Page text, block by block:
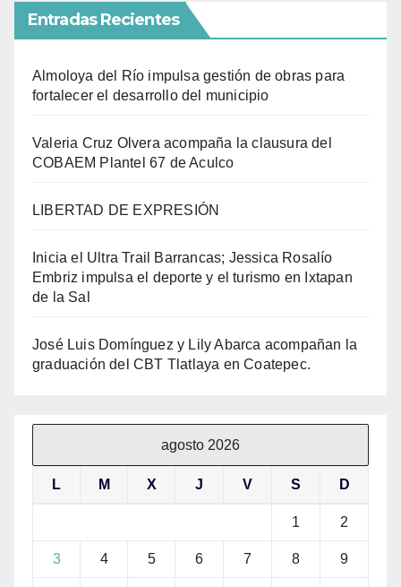
Entradas Recientes
Almoloya del Río impulsa gestión de obras para
fortalecer el desarrollo del municipio
Valeria Cruz Olvera acompaña la clausura del
COBAEM Plantel 67 de Aculco
LIBERTAD DE EXPRESIÓN
Inicia el Ultra Trail Barrancas; Jessica Rosalío
Embriz impulsa el deporte y el turismo en Ixtapan
de la Sal
José Luis Domínguez y Lily Abarca acompañan la
graduación del CBT Tlatlaya en Coatepec.
agosto 2026
L M X J V S D
1 2
3 4 5 6 7 8 9